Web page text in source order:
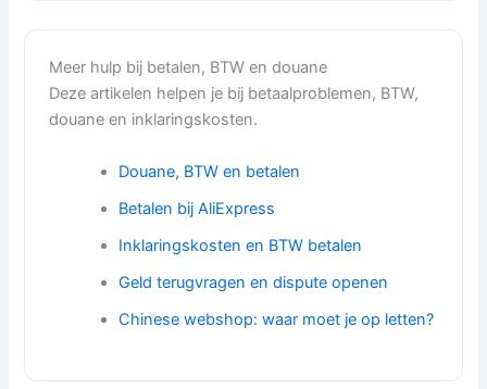
Meer hulp bij betalen, BTW en douane
Deze artikelen helpen je bij betaalproblemen, BTW,
douane en inklaringskosten.
Douane, BTW en betalen
Betalen bij AliExpress
Inklaringskosten en BTW betalen
Geld terugvragen en dispute openen
Chinese webshop: waar moet je op letten?